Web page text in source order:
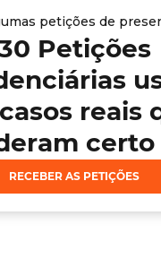
petições de
Petições
reais
certo
RECEBER AS PETIÇÕES